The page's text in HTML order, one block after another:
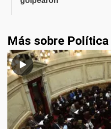
Más sobre Política